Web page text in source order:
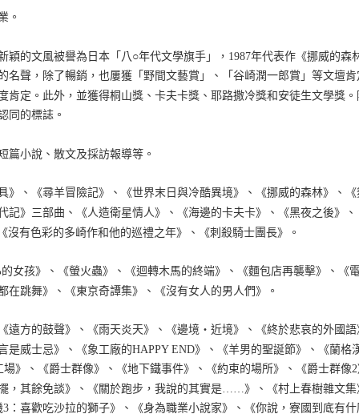
。
穎的文風被譽為日本「八○年代文學旗手」，1987年代表作《挪威的森
名聲，除了暢銷，也屢獲「野間文藝賞」、「谷崎潤一郎賞」等文壇肯
肯定。此外，並獲得桐山獎、卡夫卡獎、耶路撒冷獎和安徒生文學獎
同的標誌。
篇小說、散文及採訪報導等。
》、《尋羊冒險記》、《世界末日與冷酷異境》、《挪威的森林》、
記》三部曲、《人造衛星情人》、《海邊的卡夫卡》、《黑夜之後》、
沒有色彩的多崎作和他的巡禮之年》、《刺殺騎士團長》。
女孩》、《螢火蟲》、《迴轉木馬的終端》、《麵包店再襲擊》、《
跳舞》、《東京奇譚集》、《沒有女人的男人們》。
遠方的鼓聲》、《雨天炎天》、《邊境‧近境》、《終於悲哀的外國
是威士忌》、《象工廠的HAPPY END》、《羊男的聖誕節》、《蘭格
》、《爵士群像》、《地下鐵事件》、《約束的場所》、《爵士群像
，其餘免談》、《關於跑步，我說的其實是……》、《村上春樹雜文集
：喜歡吃沙拉的獅子》、《身為職業小說家》、《你說，寮國到底有什